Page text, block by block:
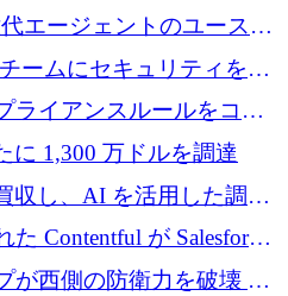
向け AI を推進するために
シードを確保
エージェントのユースケ
に 1,000 万ドルを調達
ームにセキュリティをも
ユーロを調達
ライアンスルールをコー
万ドルを調達
に 1,300 万ドルを調達
収し、AI を活用した調達
ラットフォームを構築
Contentful が Salesforce
が西側の防衛力を破壊 —